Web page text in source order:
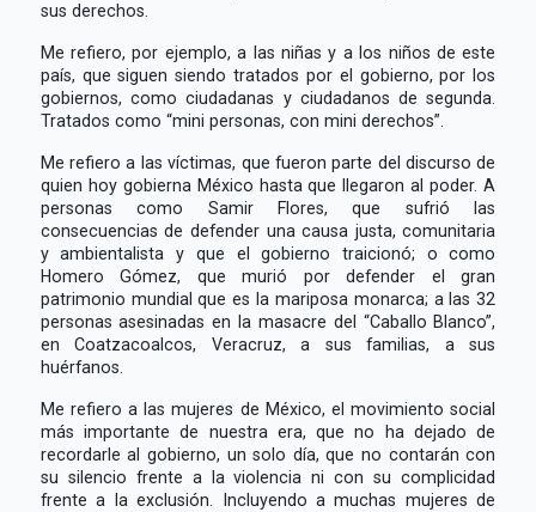
sus derechos.
Me refiero, por ejemplo, a las niñas y a los niños de este
país, que siguen siendo tratados por el gobierno, por los
gobiernos, como ciudadanas y ciudadanos de segunda.
Tratados como “mini personas, con mini derechos”.
Me refiero a las víctimas, que fueron parte del discurso de
quien hoy gobierna México hasta que llegaron al poder. A
personas como Samir Flores, que sufrió las
consecuencias de defender una causa justa, comunitaria
y ambientalista y que el gobierno traicionó; o como
Homero Gómez, que murió por defender el gran
patrimonio mundial que es la mariposa monarca; a las 32
personas asesinadas en la masacre del “Caballo Blanco”,
en Coatzacoalcos, Veracruz, a sus familias, a sus
huérfanos.
Me refiero a las mujeres de México, el movimiento social
más importante de nuestra era, que no ha dejado de
recordarle al gobierno, un solo día, que no contarán con
su silencio frente a la violencia ni con su complicidad
frente a la exclusión. Incluyendo a muchas mujeres de